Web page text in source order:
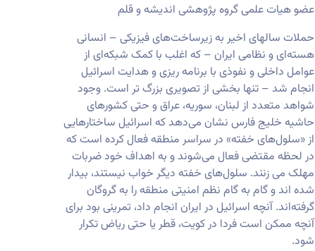
عضو هیات علمی گروه پژوهشی اندیشه و قلم
حملات سالهای اخیر به زیرساخت‌های فیزیکی – انسانی
هسته‌ای و نظامی ایران – که اغلب با کمک شبکه‌ای از
عوامل داخلی و نفوذی با برنامه ریزی و هدایت اسرائیل
انجام شد – تنها بخشی از تصویری بزرگ ‌تر است. وجود
شواهد متعدد از لبنان، سوریه، عراق و حتی کشورهای
حاشیه خلیج فارس نشان می‌دهد که اسرائیل ساختارهایی
از «سلول‌های خفته» در سراسر منطقه فعال کرده است که
در لحظه مقتضی فعال می‌شوند و به اهداف خود ضربات
مهلک می زنند. سلول‌های خفته دیگر خواب نیستند، بیدار
شده ‌اند و گام به گام نظم امنیتی منطقه را به گروگان
گرفته‌اند. آنچه اسرائیل در ایران انجام داد، تمرینی بود برای
‌آنچه ممکن است فردا در کویت، قطر یا حتی ریاض تکرار
شود.